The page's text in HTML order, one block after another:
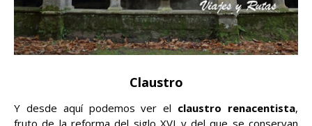
Claustro
Y desde aquí podemos ver el claustro renacentista,